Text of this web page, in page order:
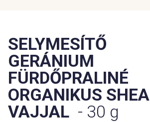
SELYMESÍTŐ
GERÁNIUM
FÜRDŐPRALINÉ
ORGANIKUS SHEA
VAJJAL - 30 g